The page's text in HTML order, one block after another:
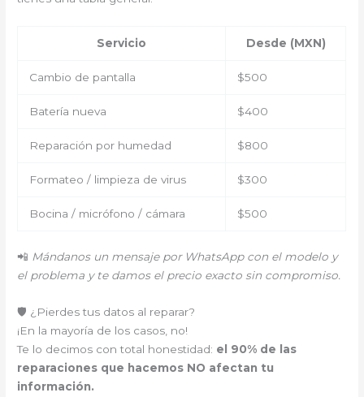
Servicio Desde (MXN)
Cambio de pantalla $500
Batería nueva $400
Reparación por humedad $800
Formateo / limpieza de virus $300
Bocina / micrófono / cámara $500
📲 Mándanos un mensaje por WhatsApp con el modelo y
el problema y te damos el precio exacto sin compromiso.
🛡️ ¿Pierdes tus datos al reparar?
¡En la mayoría de los casos, no!
Te lo decimos con total honestidad: el 90% de las
reparaciones que hacemos NO afectan tu
información.